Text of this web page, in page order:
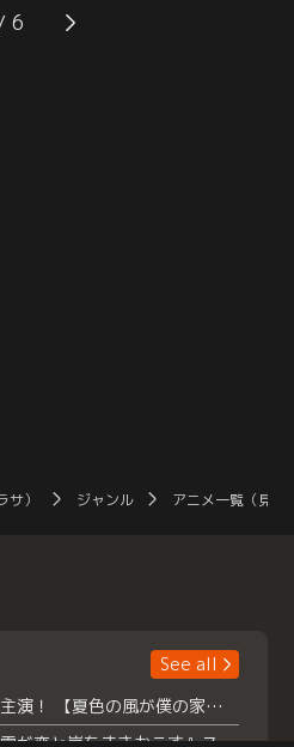
実
高の天久や奥村ら新1年生が見つめ
る中、「勝ちにいく」と宣言した片
） ジャンル アニメ一覧（見放
See all
浮所飛貴主演！ 【夏色の風が僕の家にやってきた】 本日よりテラサで独占配信スタート！